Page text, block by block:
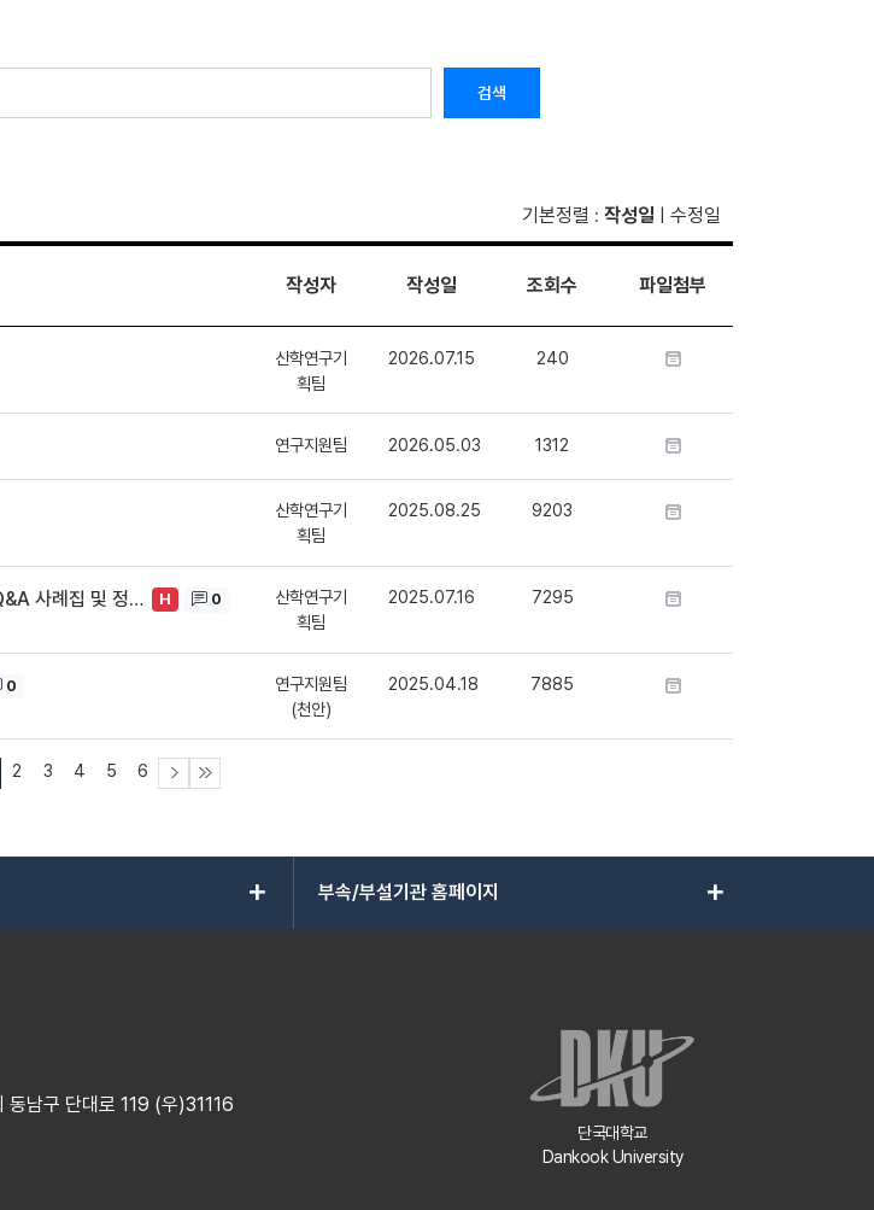
검색
기본정렬 : 작성일 수정일
작성자 작성일 조회수 파일첨부
산학연구기
획팀
2026.07.15 240
연구지원팀 2026.05.03 1312
산학연구기
획팀
2025.08.25 9203
(25.06)한국연구재단 지원과제 올바른 연구비 사용을 위한 자료집(Q&A 사례집 및 정산 백서) 안내 H 0
산학연구기
획팀
2025.07.16 7295
0
연구지원팀
(천안)
2025.04.18 7885
2 3 4 5 6
add 부속/부설기관 홈페이지 add
남구 단대로 119 (우)31116
단국대학교
Dankook University